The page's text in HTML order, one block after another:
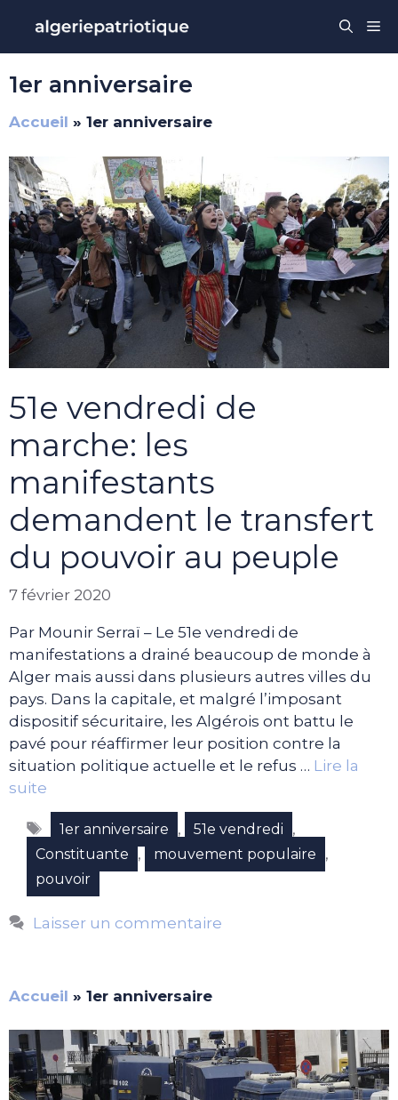
contenu
1er anniversaire
Accueil » 1er anniversaire
51e vendredi de
marche: les
manifestants
demandent le transfert
du pouvoir au peuple
7 février 2020
Par Mounir Serraï – Le 51e vendredi de
manifestations a drainé beaucoup de monde à
Alger mais aussi dans plusieurs autres villes du
pays. Dans la capitale, et malgré l’imposant
dispositif sécuritaire, les Algérois ont battu le
pavé pour réaffirmer leur position contre la
situation politique actuelle et le refus … Lire la
suite
Étiquettes
1er anniversaire , 51e vendredi ,
Constituante , mouvement populaire ,
pouvoir
Laisser un commentaire
Accueil » 1er anniversaire